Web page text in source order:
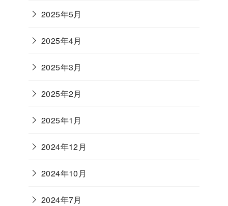
2025年5月
2025年4月
2025年3月
2025年2月
2025年1月
2024年12月
2024年10月
2024年7月